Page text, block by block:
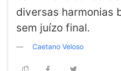
diversas harmonias
sem juízo final.
Caetano Veloso